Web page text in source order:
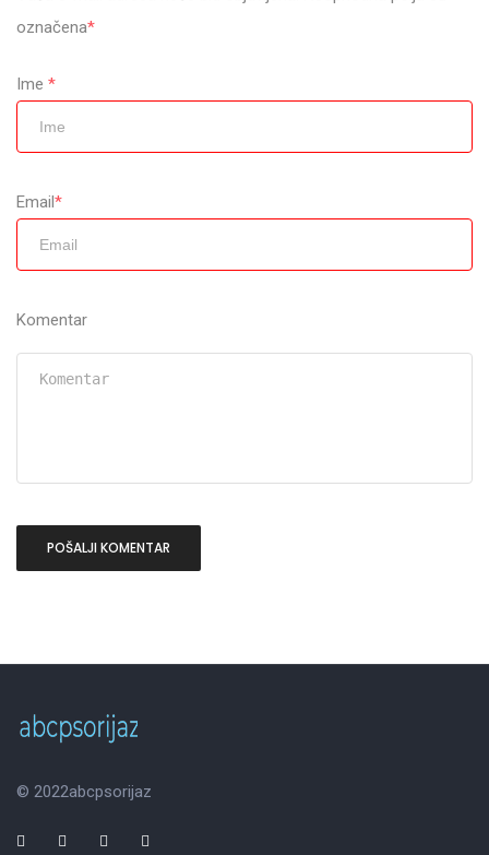
označena*
Ime *
Email*
Komentar
© 2022abcpsorijaz